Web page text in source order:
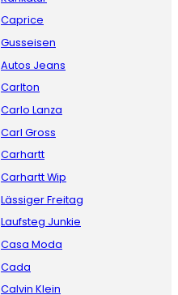
Caprice
Gusseisen
Autos Jeans
Carlton
Carlo Lanza
Carl Gross
Carhartt
Carhartt Wip
Lässiger Freitag
Laufsteg Junkie
Casa Moda
Cada
Calvin Klein